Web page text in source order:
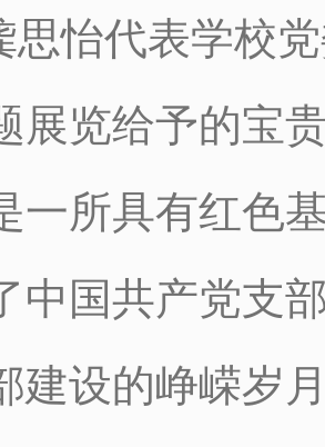
思怡代表学校
展览给予的宝
一所具有红色
中国共产党支
建设的峥嵘岁